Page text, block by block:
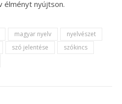
élményt nyújtson.
magyar nyelv
nyelvészet
szó jelentése
szókincs